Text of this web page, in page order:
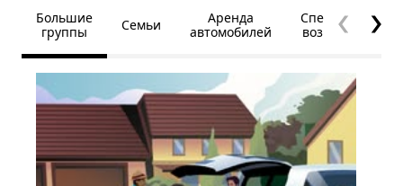
Большие
группы
Семьи
Аренда
автомобилей
Специальные
возможности